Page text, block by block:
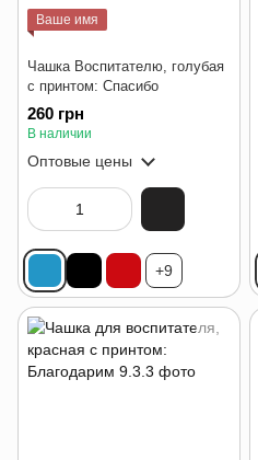
Ваше имя
Чашка Воспитателю, голубая
с принтом: Спасибо
260 грн
В наличии
Оптовые цены
+9